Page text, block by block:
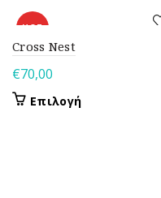
HOT
Cross Nest
€70,00
ΕπιλογήΑυτό